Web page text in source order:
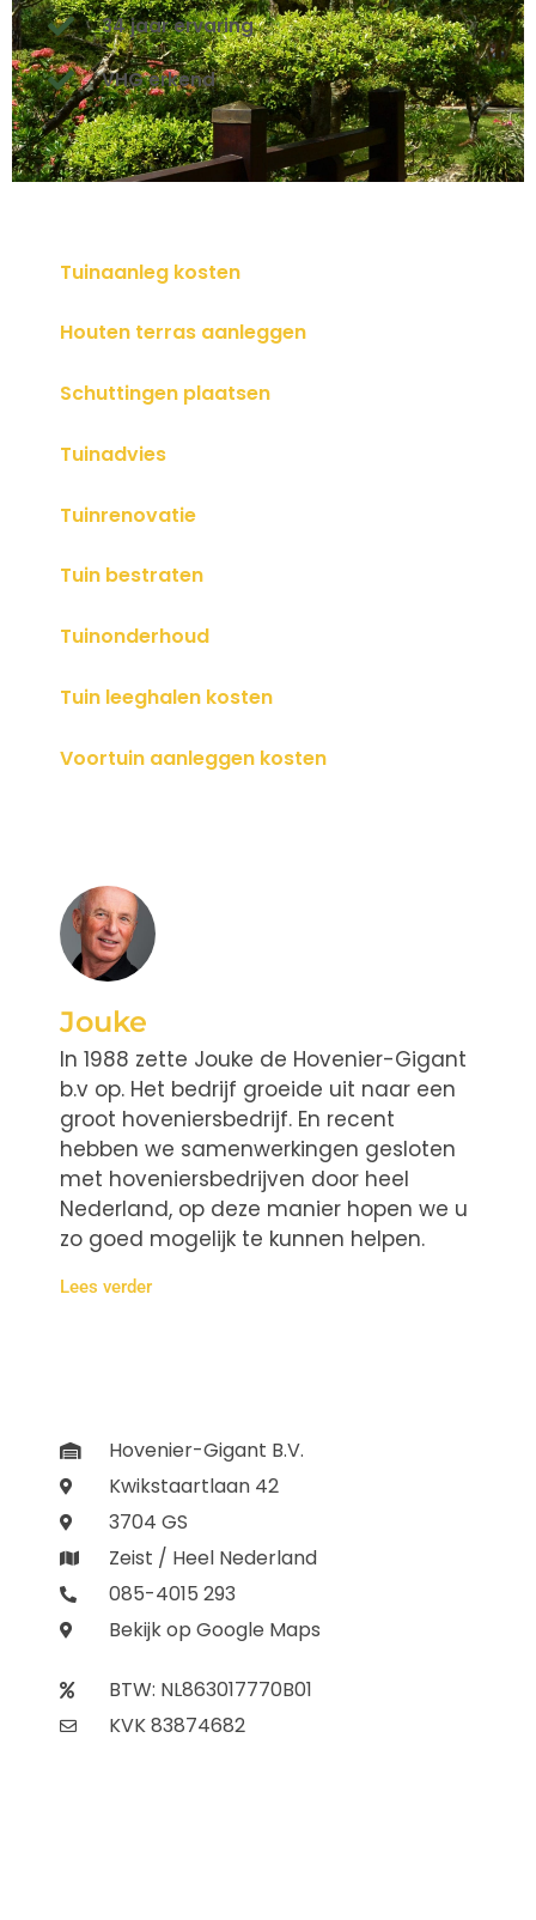
34 jaar ervaring
VHG erkend
Tuinaanleg kosten
Houten terras aanleggen
Schuttingen plaatsen
Tuinadvies
Tuinrenovatie
Tuin bestraten
Tuinonderhoud
Tuin leeghalen kosten
Voortuin aanleggen kosten
Jouke
In 1988 zette Jouke de Hovenier-Gigant
b.v op. Het bedrijf groeide uit naar een
groot hoveniersbedrijf. En recent
hebben we samenwerkingen gesloten
met hoveniersbedrijven door heel
Nederland, op deze manier hopen we u
zo goed mogelijk te kunnen helpen.
Lees verder
Hovenier-Gigant B.V.
Kwikstaartlaan 42
3704 GS
Zeist / Heel Nederland
085-4015 293
Bekijk op Google Maps
BTW: NL863017770B01
KVK 83874682